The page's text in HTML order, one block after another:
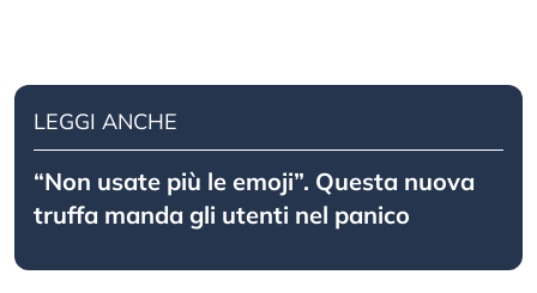
LEGGI ANCHE
“Non usate più le emoji”. Questa nuova
truffa manda gli utenti nel panico